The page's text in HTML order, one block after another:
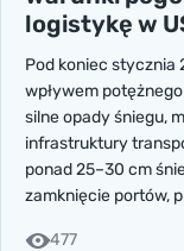
logistykę w
Pod koniec stycznia
wpływem
silne opady śniegu,
infrastruktury
ponad 25–30 cm
zamknięcie portów,
477